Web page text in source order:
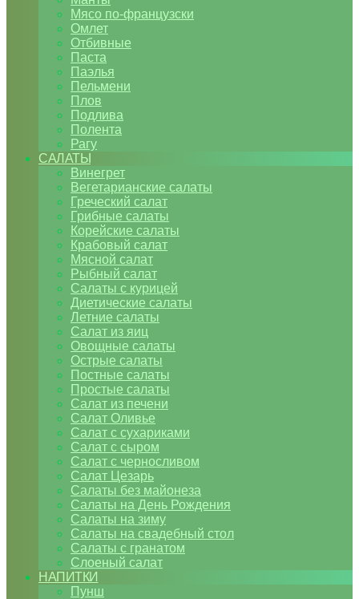
Мясо по-французски
Омлет
Отбивные
Паста
Паэлья
Пельмени
Плов
Подлива
Полента
Рагу
САЛАТЫ
Винегрет
Вегетарианские салаты
Греческий салат
Грибные салаты
Корейские салаты
Крабовый салат
Мясной салат
Рыбный салат
Салаты с курицей
Диетические салаты
Летние салаты
Салат из яиц
Овощные салаты
Острые салаты
Постные салаты
Простые салаты
Салат из печени
Салат Оливье
Салат с сухариками
Салат с сыром
Салат с черносливом
Салат Цезарь
Салаты без майонеза
Салаты на День Рождения
Салаты на зиму
Салаты на свадебный стол
Салаты с гранатом
Слоеный салат
НАПИТКИ
Пунш